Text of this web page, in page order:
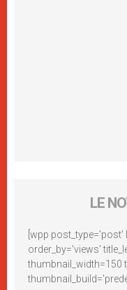
LE
[wpp
order_by='views'
thumbnail_width=150